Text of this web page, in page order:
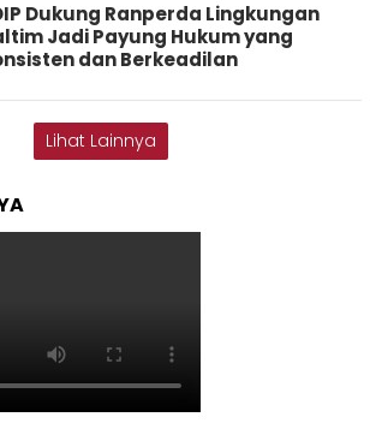
Dukung Ranperda Lingkungan
Jadi Payung Hukum yang
dan Berkeadilan
Lihat Lainnya